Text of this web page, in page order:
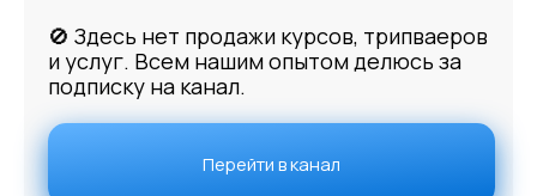
🚫 Здесь нет продажи курсов, трипваеров
и услуг. Всем нашим опытом делюсь за
подписку на канал.
Перейти в канал